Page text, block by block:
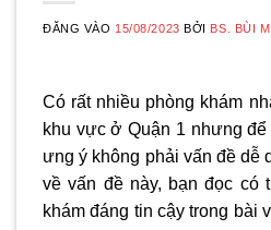
ĐĂNG VÀO 15/08/2023 BỞI BS. BÙI
Có rất nhiều phòng khám
khu vực ở Quận 1 nhưng
ưng ý không phải vấn đề dễ
về vấn đề này, bạn đọc có
khám đáng tin cậy trong bài